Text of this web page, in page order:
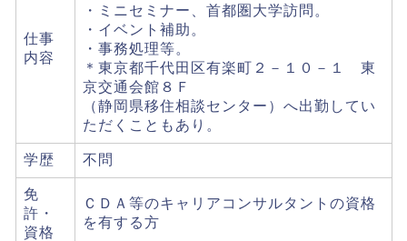
仕事
内容
・ミニセミナー、首都圏大学訪問。
・イベント補助。
・事務処理等。
＊東京都千代田区有楽町２－１０－１ 東
京交通会館８Ｆ
（静岡県移住相談センター）へ出勤してい
ただくこともあり。
学歴 不問
免
許・
資格
ＣＤＡ等のキャリアコンサルタントの資格
を有する方